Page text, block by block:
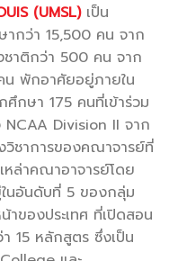
(UMSL) เป็น
กว่า 15,500 คน จาก
าติกว่า 500 คน จาก
น พักอาศัยอยู่ภายใน
กษา 175 คนที่เข้าร่วม
NCAA Division II จาก
วิชาการของคณาจารย์ที่
ล่าคณาอาจารย์โดย
ในอันดับที่ 5 ของกลุ่ม
ของประเทศ ที่เปิดสอน
15 หลักสูตร ซึ่งเป็น